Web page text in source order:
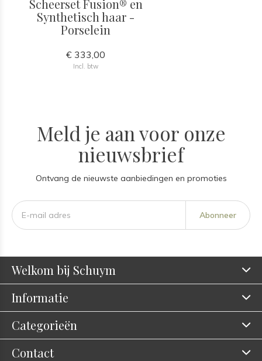
Scheerset Fusion® en
Synthetisch haar -
Porselein
€ 333,00
Incl. btw
Meld je aan voor onze
nieuwsbrief
Ontvang de nieuwste aanbiedingen en promoties
Abonneer
Welkom bij Schuym
Informatie
Categorieën
Contact